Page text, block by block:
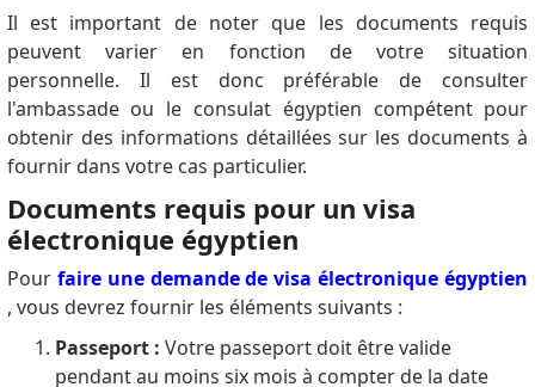
Il est important de noter que les documents requis
peuvent varier en fonction de votre situation
personnelle. Il est donc préférable de consulter
l'ambassade ou le consulat égyptien compétent pour
obtenir des informations détaillées sur les documents à
fournir dans votre cas particulier.
Documents requis pour un visa
électronique égyptien
Pour faire une demande de visa électronique égyptien
, vous devrez fournir les éléments suivants :
Passeport : Votre passeport doit être valide
pendant au moins six mois à compter de la date